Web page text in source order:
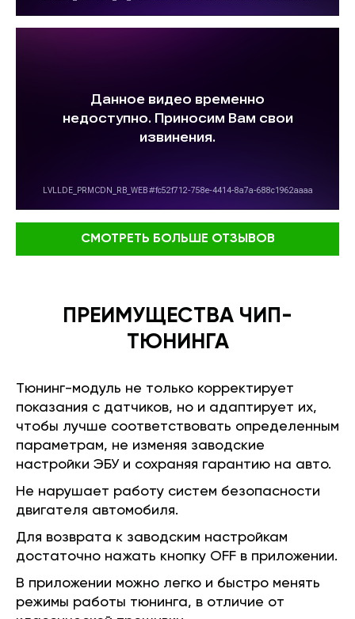
СМОТРЕТЬ БОЛЬШЕ ОТЗЫВОВ
ПРЕИМУЩЕСТВА ЧИП-
ТЮНИНГА
Тюнинг-модуль не только корректирует
показания с датчиков, но и адаптирует их,
чтобы лучше соответствовать определенным
параметрам, не изменяя заводские
настройки ЭБУ и сохраняя гарантию на авто.
Не нарушает работу систем безопасности
двигателя автомобиля.
Для возврата к заводским настройкам
достаточно нажать кнопку OFF в приложении.
В приложении можно легко и быстро менять
режимы работы тюнинга, в отличие от